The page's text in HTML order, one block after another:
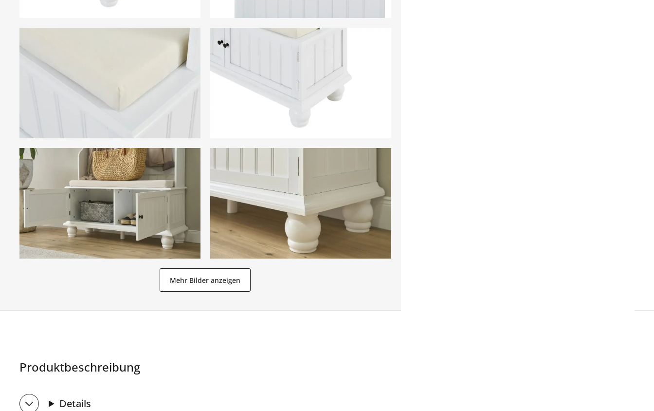
Mehr Bilder anzeigen
Produktbeschreibung
Details